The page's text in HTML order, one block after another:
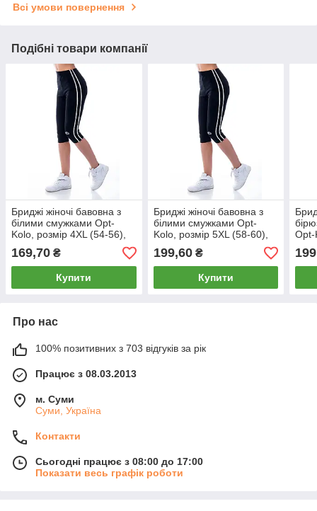
Всі умови повернення
Подібні товари компанії
Бриджі жіночі бавовна з
білими смужками Opt-
Kolo, розмір 4XL (54-56),
чорні, 010103
169,70 ₴
Купити
Бриджі жіночі бавовна з
білими смужками Opt-
Kolo, розмір 5XL (58-60),
чорні, 010104
199,60₴
Купити
Opt-
60),
Про нас
100% позитивних з 703 відгуків за рік
Працює з 08.03.2013
м. Суми
Суми, Україна
Контакти
Сьогодні працює з 08:00 до 17:00
Показати весь графік роботи